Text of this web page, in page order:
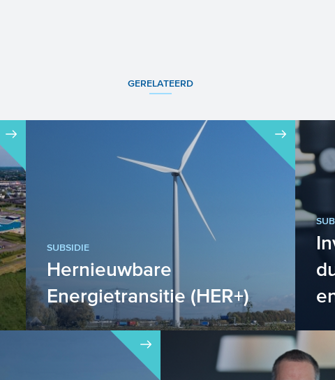
GERELATEERD
SUBSIDIE
Hernieuwbare
Energietransitie (HER+)
De HER+ ondersteunt projecten die